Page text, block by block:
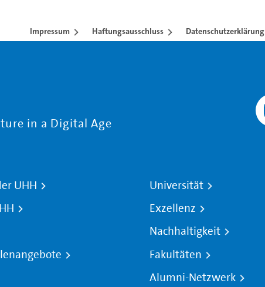
Impressum Haftungsausschluss Datenschutzerklärung
in a Digital Age
UHH
Universität
Exzellenz
Nachhaltigkeit
Fakultäten
Alumni-Netzwerk